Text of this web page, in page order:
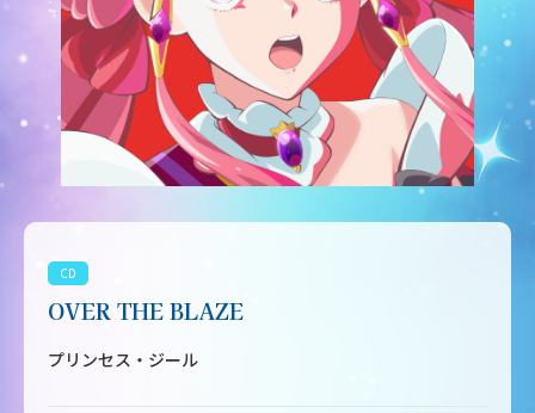
CD
OVER THE BLAZE
プリンセス・ジール